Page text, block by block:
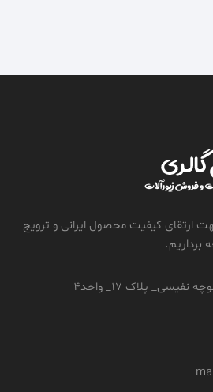
ارتقای کیفیت محصول ایرانی و ترویج
برداریم.
پلاک 17_ واحد4